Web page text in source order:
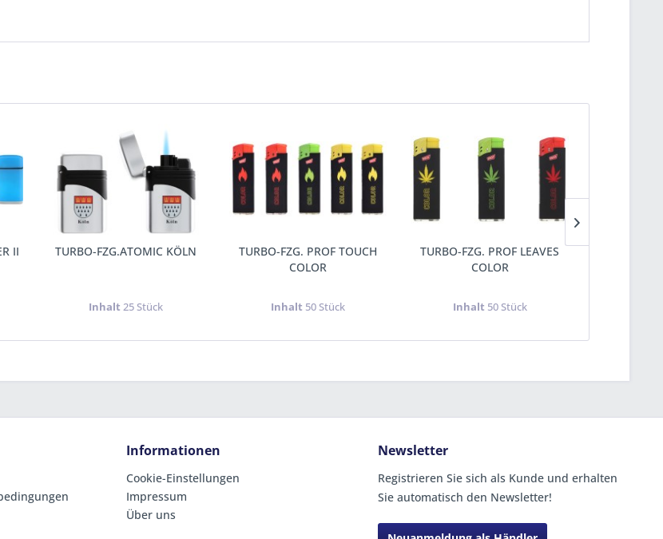
II TURBO-FZG.ATOMIC KÖLN
Inhalt 25 Stück
TURBO-FZG. PROF TOUCH
COLOR
Inhalt 50 Stück
TURBO-FZG. PROF LEAVES
COLOR
Inhalt 50 Stück
Informationen
Cookie-Einstellungen
Impressum
Über uns
Newsletter
Registrieren Sie sich als Kunde und erhalten
Sie automatisch den Newsletter!